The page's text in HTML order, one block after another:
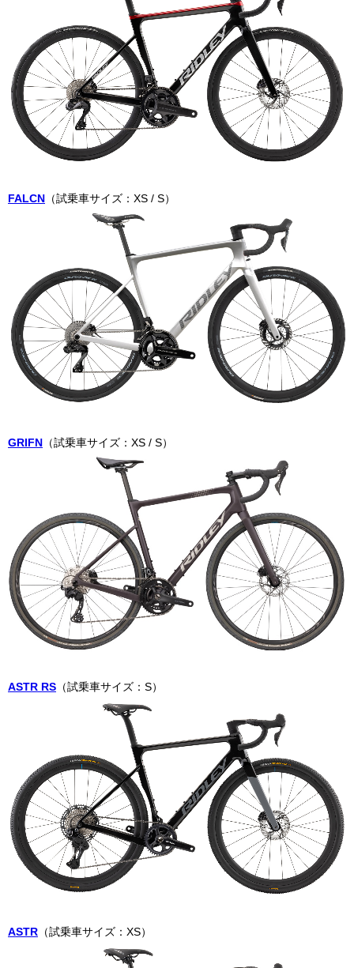
FALCN （試乗車サイズ：XS / S）
GRIFN （試乗車サイズ：XS / S）
ASTR RS （試乗車サイズ：S）
ASTR （試乗車サイズ：XS）